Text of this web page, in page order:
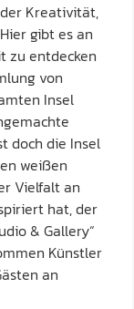
Kreativität,
gibt es an
zu entdecken
von
Insel
doch die Insel
weißen
Vielfalt an
hat, der
& Gallery“
Künstler
an